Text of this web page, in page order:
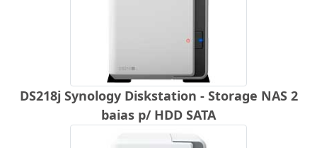
DS218j Synology Diskstation - Storage NAS 2
baias p/ HDD SATA